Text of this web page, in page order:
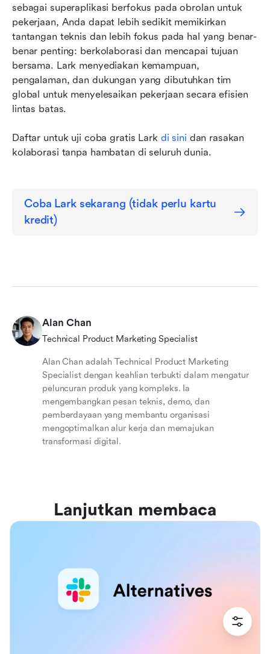
sebagai superaplikasi berfokus pada obrolan untuk
pekerjaan, Anda dapat lebih sedikit memikirkan
tantangan teknis dan lebih fokus pada hal yang benar-
benar penting: berkolaborasi dan mencapai tujuan
bersama. Lark menyediakan kemampuan,
pengalaman, dan dukungan yang dibutuhkan tim
global untuk menyelesaikan pekerjaan secara efisien
lintas batas.
Daftar untuk uji coba gratis Lark di sini dan rasakan
kolaborasi tanpa hambatan di seluruh dunia.
Coba Lark sekarang (tidak perlu kartu
kredit)
Alan Chan
Technical Product Marketing Specialist
Alan Chan adalah Technical Product Marketing
Specialist dengan keahlian terbukti dalam mengatur
peluncuran produk yang kompleks. Ia
mengembangkan pesan teknis, demo, dan
pemberdayaan yang membantu organisasi
mengoptimalkan alur kerja dan memajukan
transformasi digital.
Lanjutkan membaca